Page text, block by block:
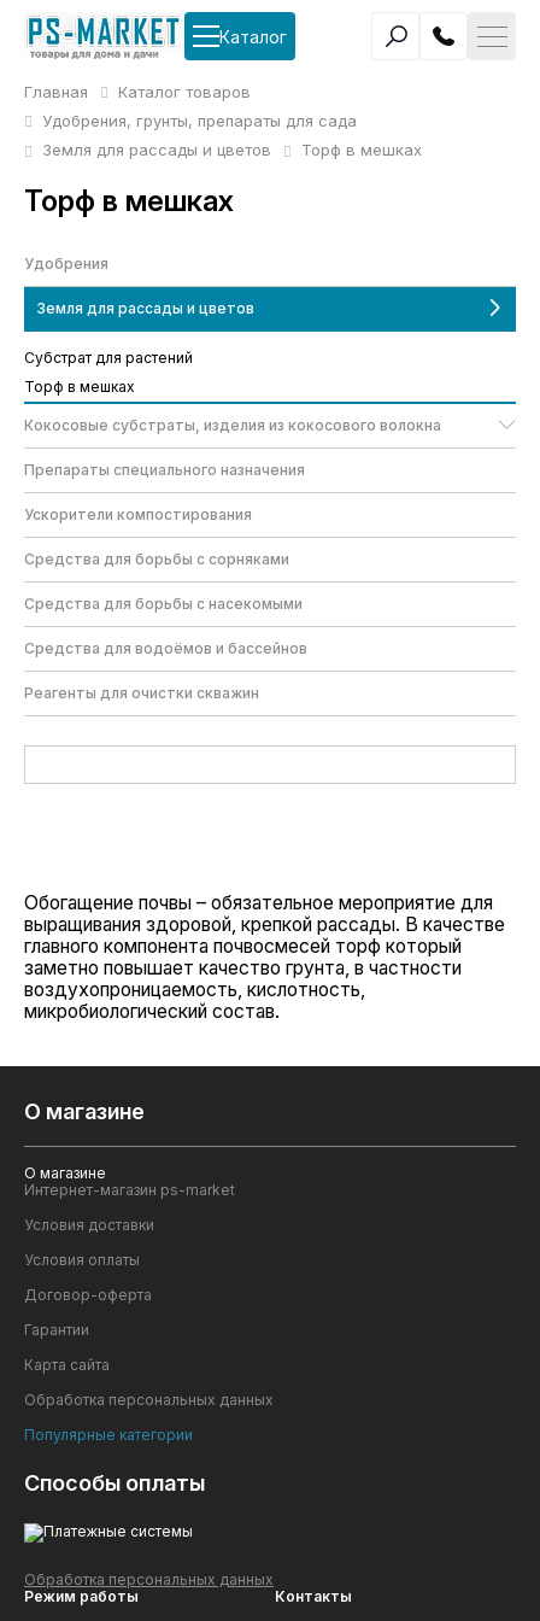
Каталог
Главная
Каталог товаров
Удобрения, грунты, препараты для сада
Земля для рассады и цветов
Торф в мешках
Торф в мешках
Удобрения
Субстрат для растений
Торф в мешках
Земля для рассады и цветов
Кокосовые субстраты, изделия из кокосового волокна
Препараты специального назначения
Ускорители компостирования
Средства для борьбы с сорняками
Средства для борьбы с насекомыми
Средства для водоёмов и бассейнов
Реагенты для очистки скважин
Обогащение почвы – обязательное мероприятие для
выращивания здоровой, крепкой рассады. В качестве
главного компонента почвосмесей торф который
заметно повышает качество грунта, в частности
воздухопроницаемость, кислотность,
микробиологический состав.
О магазине
О магазине
Интернет-магазин ps-market
Условия доставки
Условия оплаты
Договор-оферта
Гарантии
Карта сайта
Обработка персональных данных
Популярные категории
Способы оплаты
Обработка персональных данных
Режим работы
Контакты